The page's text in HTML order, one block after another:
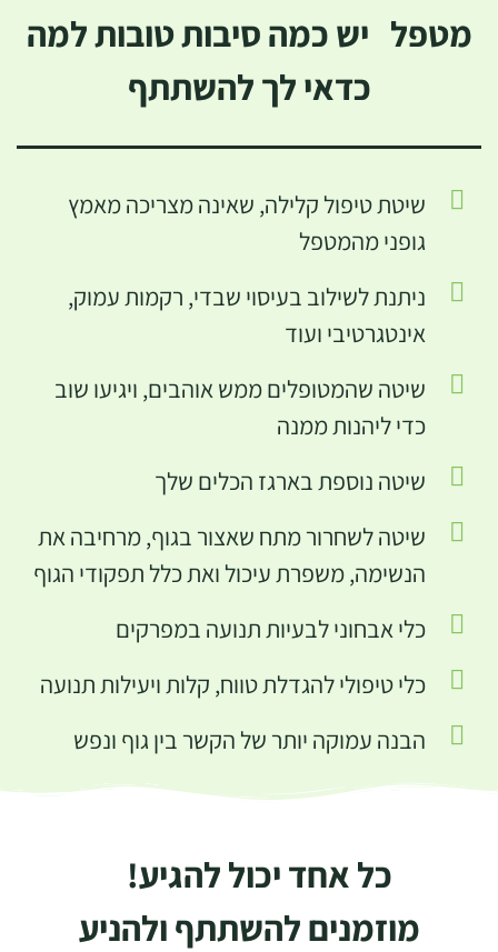
מטפל יש כמה סיבות טובות למה
כדאי לך להשתתף
שיטת טיפול קלילה, שאינה מצריכה מאמץ
גופני מהמטפל
ניתנת לשילוב בעיסוי שבדי, רקמות עמוק,
אינטגרטיבי ועוד
שיטה שהמטופלים ממש אוהבים, ויגיעו שוב
כדי ליהנות ממנה
שיטה נוספת בארגז הכלים שלך
שיטה לשחרור מתח שאצור בגוף, מרחיבה את
הנשימה, משפרת עיכול ואת כלל תפקודי הגוף
כלי אבחוני לבעיות תנועה במפרקים
כלי טיפולי להגדלת טווח, קלות ויעילות תנועה
הבנה עמוקה יותר של הקשר בין גוף ונפש
כל אחד יכול להגיע!
מוזמנים להשתתף ולהניע